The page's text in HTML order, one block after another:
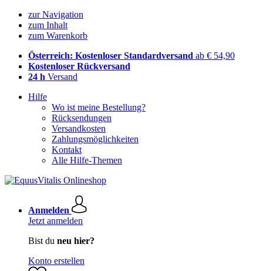
zur Navigation
zum Inhalt
zum Warenkorb
Österreich: Kostenloser Standardversand ab € 54,90
Kostenloser Rückversand
24 h Versand
Hilfe
Wo ist meine Bestellung?
Rücksendungen
Versandkosten
Zahlungsmöglichkeiten
Kontakt
Alle Hilfe-Themen
Anmelden
Jetzt anmelden
Bist du neu hier?
Konto erstellen